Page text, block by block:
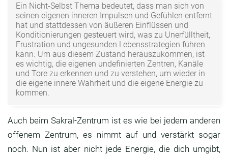
Ein Nicht-Selbst Thema bedeutet, dass man sich von
seinen eigenen inneren Impulsen und Gefühlen entfernt
hat und stattdessen von äußeren Einflüssen und
Konditionierungen gesteuert wird, was zu Unerfülltheit,
Frustration und ungesunden Lebensstrategien führen
kann. Um aus diesem Zustand herauszukommen, ist
es wichtig, die eigenen undefinierten Zentren, Kanäle
und Tore zu erkennen und zu verstehen, um wieder in
die eigene innere Wahrheit und die eigene Energie zu
kommen.
Auch beim Sakral-Zentrum ist es wie bei jedem anderen
offenem Zentrum, es nimmt auf und verstärkt sogar
noch. Nun ist aber nicht jede Energie, die dich umgibt,